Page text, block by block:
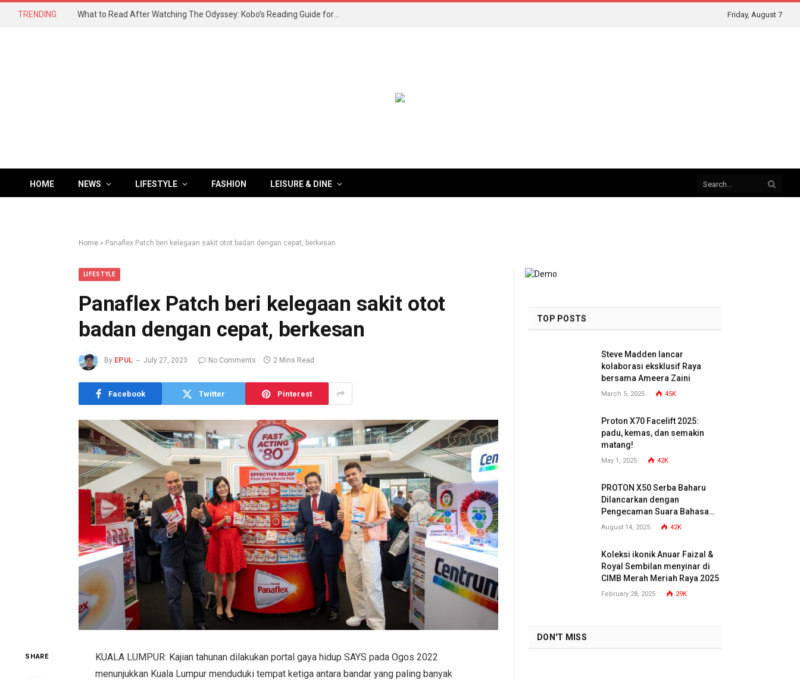
TRENDING Friday, August 7
HOME NEWS LIFESTYLE FASHION LEISURE & DINE
Home » Panaflex Patch beri kelegaan sakit otot badan dengan cepat, berkesan
LIFESTYLE
Panaflex Patch beri kelegaan sakit otot
badan dengan cepat, berkesan
By EPUL July 27, 2023 No Comments 2 Mins Read
Facebook Twitter Pinterest
SHARE
KUALA LUMPUR: Kajian tahunan dilakukan portal gaya hidup SAYS pada Ogos 2022
menunjukkan Kuala Lumpur menduduki tempat ketiga antara bandar yang paling banyak
TOP POSTS
Steve Madden lancar
kolaborasi eksklusif Raya
bersama Ameera Zaini
March 5, 2025 45K
Proton X70 Facelift 2025:
padu, kemas, dan semakin
matang!
May 1, 2025 42K
PROTON X50 Serba Baharu
Dilancarkan dengan
Pengecaman Suara Bahasa
Malaysia
August 14, 2025 42K
Koleksi ikonik Anuar Faizal &
Royal Sembilan menyinar di
CIMB Merah Meriah Raya 2025
February 28, 2025 29K
DON'T MISS